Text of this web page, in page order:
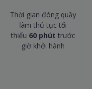
Thời gian đóng quầy
làm thủ tục tối
thiểu 60 phút trước
giờ khởi hành